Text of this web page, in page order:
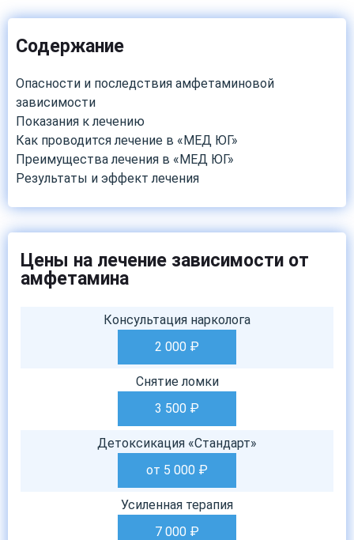
Содержание
Опасности и последствия амфетаминовой
зависимости
Показания к лечению
Как проводится лечение в «МЕД ЮГ»
Преимущества лечения в «МЕД ЮГ»
Результаты и эффект лечения
Цены на лечение зависимости от
амфетамина
Консультация нарколога
2 000 ₽
Снятие ломки
3 500 ₽
Детоксикация «Стандарт»
от 5 000 ₽
Усиленная терапия
7 000 ₽